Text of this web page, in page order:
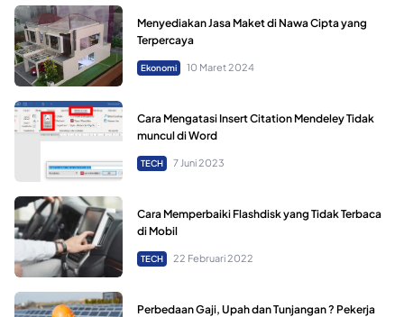
Menyediakan Jasa Maket di Nawa Cipta yang
Terpercaya
Ekonomi 10 Maret 2024
Cara Mengatasi Insert Citation Mendeley Tidak
muncul di Word
TECH 7 Juni 2023
Cara Memperbaiki Flashdisk yang Tidak Terbaca
di Mobil
TECH 22 Februari 2022
Perbedaan Gaji, Upah dan Tunjangan ? Pekerja